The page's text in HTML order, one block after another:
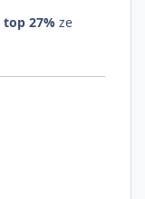
top 27% ze